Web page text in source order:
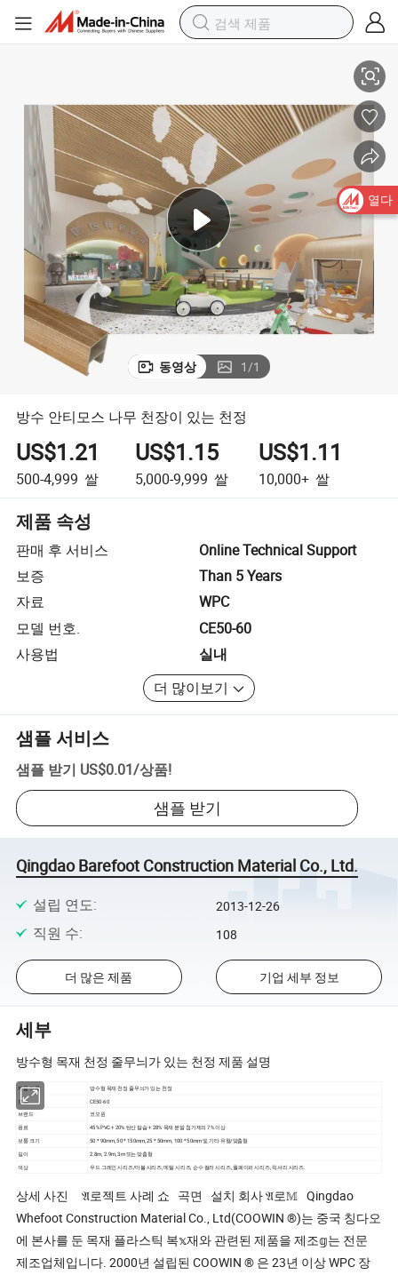
동영상 1/1
방수 안티모스 나무 천장이 있는 천정
US$1.21
500-4,999 쌀
US$1.15
5,000-9,999 쌀
US$1.11
10,000+ 쌀
제품 속성
판매 후 서비스
Online Technical Support
보증
Than 5 Years
자료
WPC
모델 번호.
CE50-60
사용법
실내
더 많이보기
샘플 서비스
샘플 받기 US$0.01/상품!
샘플 받기
Qingdao Barefoot Construction Material Co., Ltd.
설립 연도: 2013-12-26
직원 수: 108
더 많은 제품 기업 세부 정보
세부
방수형 목재 천정 줄무늬가 있는 천정 제품 설명
제품 이름
방수형 목재 천정 줄무늬가 있는 천정
모델
CE50-60
브랜드
코오윈
원료
45% PVC + 20% 탄산 칼슘 + 28% 목재 분말 첨가제의 7% 이상
보통 크기
50 * 90mm, 50 * 150mm, 25 * 50mm, 100 * 50mm 및 기타 유형/맞춤형
길이
2.8m, 2.9m, 3m 또는 맞춤형
색상
우드 그레인 시리즈/마블 시리즈, 메탈 시리즈, 순수 컬러 시리즈, 월페이퍼 시리즈, 럭셔리 시리즈.
상세 사진 𝔄로젝트 사례 쇼 곡면 설치 회사 𝔄로𝕄 Qingdao
Whefoot Construction Material Co., Ltd(COOWIN ®)는 중국 칭다오
에 본사를 둔 목재 플라스틱 복𝕩재와 관련된 제품을 제조𝕘는 전문
제조업체입니다. 2000년 설립된 COOWIN ® 은 23년 이상 WPC 장
열다